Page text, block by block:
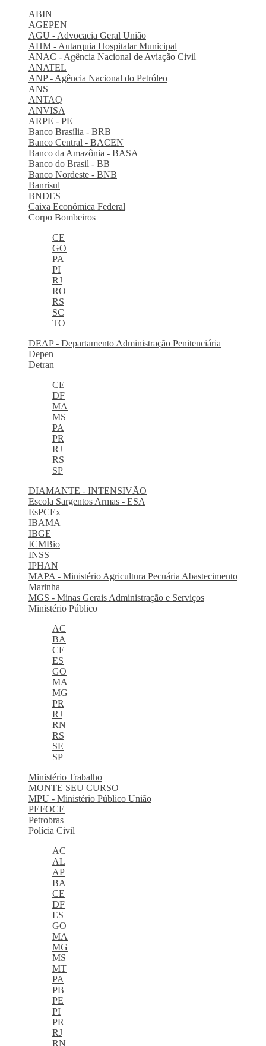
ABIN
AGEPEN
AGU - Advocacia Geral União
AHM - Autarquia Hospitalar Municipal
ANAC - Agência Nacional de Aviação Civil
ANATEL
ANP - Agência Nacional do Petróleo
ANS
ANTAQ
ANVISA
ARPE - PE
Banco Brasília - BRB
Banco Central - BACEN
Banco da Amazônia - BASA
Banco do Brasil - BB
Banco Nordeste - BNB
Banrisul
BNDES
Caixa Econômica Federal
Corpo Bombeiros
CE
GO
PA
PI
RJ
RO
RS
SC
TO
DEAP - Departamento Administração Penitenciária
Depen
Detran
CE
DF
MA
MS
PA
PR
RJ
RS
SP
DIAMANTE - INTENSIVÃO
Escola Sargentos Armas - ESA
EsPCEx
IBAMA
IBGE
ICMBio
INSS
IPHAN
MAPA - Ministério Agricultura Pecuária Abastecimento
Marinha
MGS - Minas Gerais Administração e Serviços
Ministério Público
AC
BA
CE
ES
GO
MA
MG
PR
RJ
RN
RS
SE
SP
Ministério Trabalho
MONTE SEU CURSO
MPU - Ministério Público União
PEFOCE
Petrobras
Polícia Civil
AC
AL
AP
BA
CE
DF
ES
GO
MA
MG
MS
MT
PA
PB
PE
PI
PR
RJ
RN